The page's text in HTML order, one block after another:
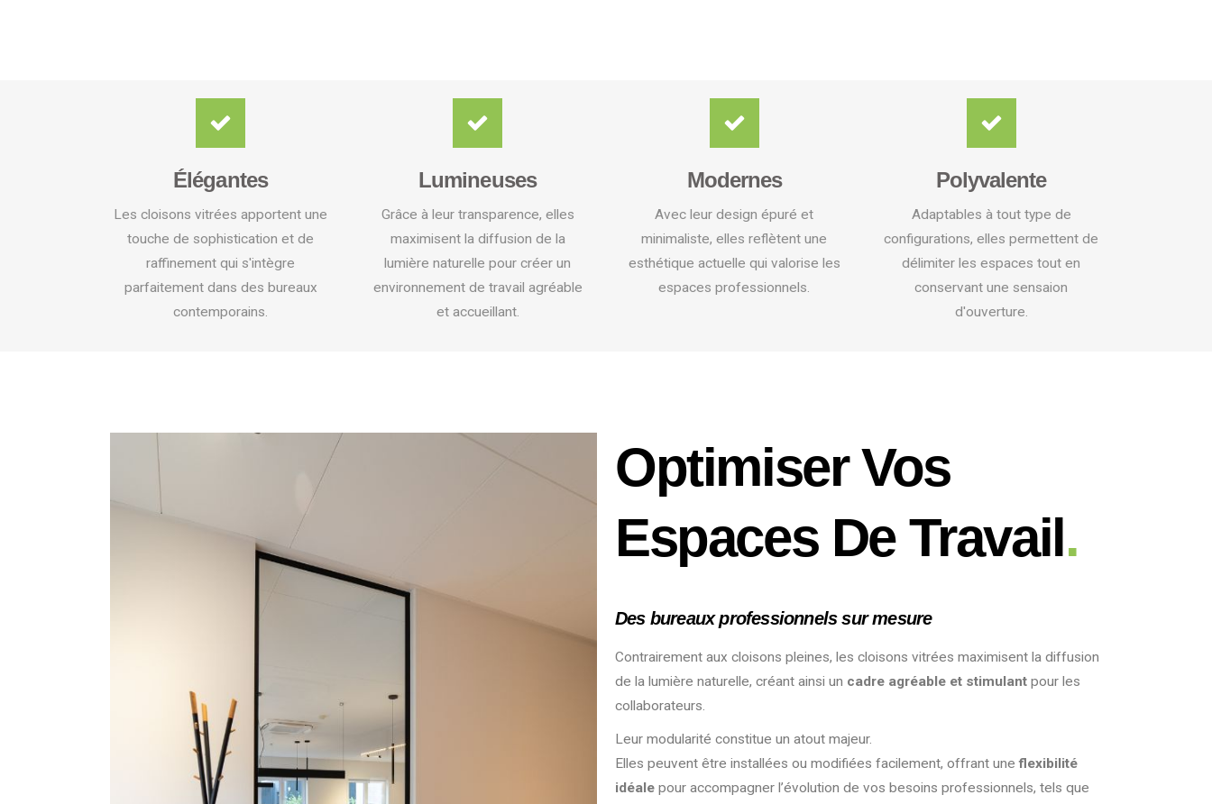
Élégantes
Les cloisons vitrées apportent une
touche de sophistication et de
raffinement qui s'intègre
parfaitement dans des bureaux
contemporains.
Lumineuses
Grâce à leur transparence, elles
maximisent la diffusion de la
lumière naturelle pour créer un
environnement de travail agréable
et accueillant.
Modernes
Avec leur design épuré et
minimaliste, elles reflètent une
esthétique actuelle qui valorise les
espaces professionnels.
Polyvalente
Adaptables à tout type de
configurations, elles permettent de
délimiter les espaces tout en
conservant une sensaion
d'ouverture.
Optimiser Vos
Espaces De Travail.
Des bureaux professionnels sur mesure
Contrairement aux cloisons pleines, les cloisons vitrées maximisent la diffusion
de la lumière naturelle, créant ainsi un cadre agréable et stimulant pour les
collaborateurs.
Leur modularité constitue un atout majeur.
Elles peuvent être installées ou modifiées facilement, offrant uneflexibilité
idéale pour accompagner l’évolution de vos besoins professionnels, tels que